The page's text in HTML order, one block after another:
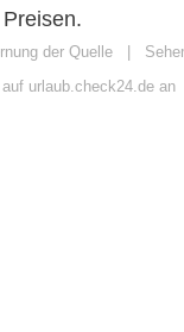
der Quelle |
urlaub.check24.de an